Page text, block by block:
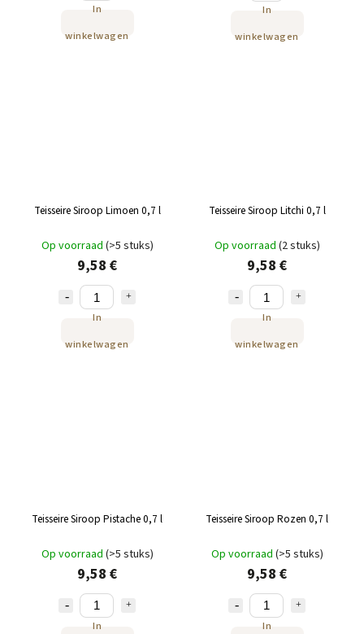
In
winkelwagen
In
winkelwagen
Teisseire Siroop Limoen 0,7 l
Op voorraad (>5 stuks)
9,58 €
In
winkelwagen
Teisseire Siroop Litchi 0,7 l
Op voorraad (2 stuks)
9,58 €
In
winkelwagen
Teisseire Siroop Pistache 0,7 l
Op voorraad (>5 stuks)
9,58 €
In
Teisseire Siroop Rozen 0,7 l
Op voorraad (>5 stuks)
9,58 €
In